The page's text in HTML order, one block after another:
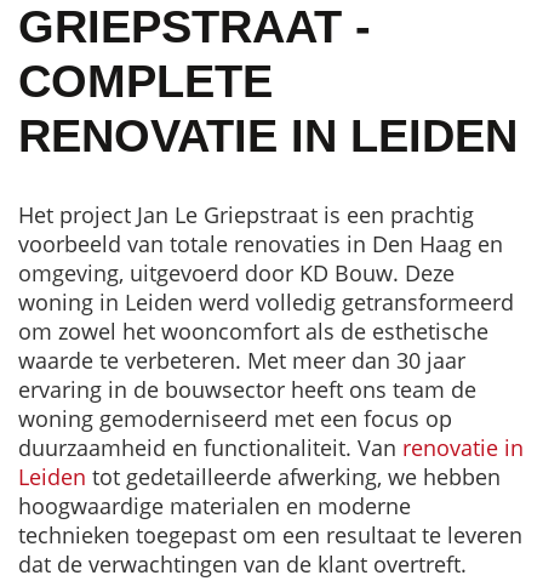
GRIEPSTRAAT -
COMPLETE
RENOVATIE IN LEIDEN
Het project Jan Le Griepstraat is een prachtig
voorbeeld van totale renovaties in Den Haag en
omgeving, uitgevoerd door KD Bouw. Deze
woning in Leiden werd volledig getransformeerd
om zowel het wooncomfort als de esthetische
waarde te verbeteren. Met meer dan 30 jaar
ervaring in de bouwsector heeft ons team de
woning gemoderniseerd met een focus op
duurzaamheid en functionaliteit. Van renovatie in
Leiden tot gedetailleerde afwerking, we hebben
hoogwaardige materialen en moderne
technieken toegepast om een resultaat te leveren
dat de verwachtingen van de klant overtreft.